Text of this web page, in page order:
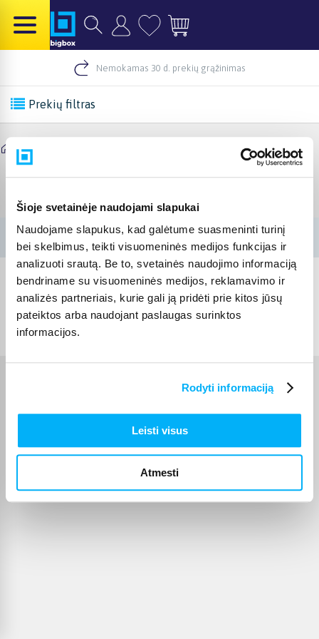
Šioje svetainėje naudojami slapukai
Naudojame slapukus, kad galėtume suasmeninti turinį
bei skelbimus, teikti visuomeninės medijos funkcijas ir
analizuoti srautą. Be to, svetainės naudojimo informaciją
bendriname su visuomeninės medijos, reklamavimo ir
analizės partneriais, kurie gali ją pridėti prie kitos jūsų
pateiktos arba naudojant paslaugas surinktos
informacijos.
Rodyti informaciją
Leisti visus
Atmesti
Nemokamas 30 d. prekių grąžinimas
Prekių filtras
Pradinis
© 2012- 2026BIGBOX.LT